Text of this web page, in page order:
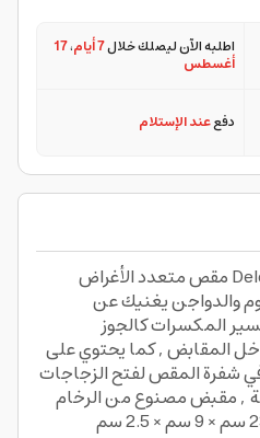
اطلبه الآن ليصلك خلال7 أيام ،17
أغسطس
دفععند الإستلام
مقص مطبخ من شركة Delcasa مقص متعدد الأغراض
والدواجن يغنيك عن
المكسرات كالجوز
المقابض , كما يحتوي على
شفرة المقص لفتح الزجاجات
, مقبض مصنوع من الرخام